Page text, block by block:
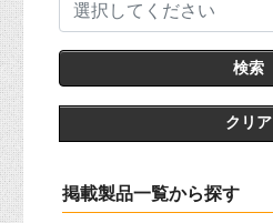
選択してください
クリア
掲載製品一覧から探す